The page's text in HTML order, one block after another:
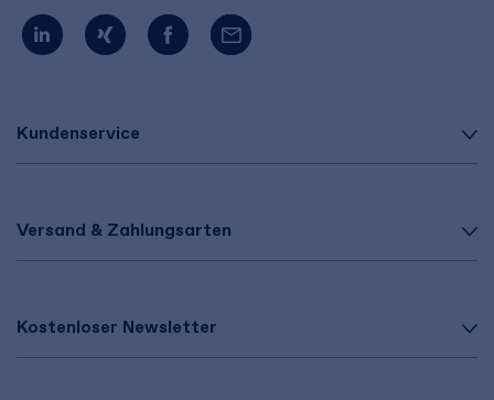
Kundenservice
Versand & Zahlungsarten
Kostenloser Newsletter